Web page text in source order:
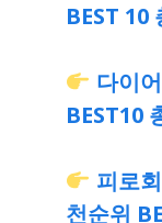
BEST 10
다이
BEST10
피로
천순위